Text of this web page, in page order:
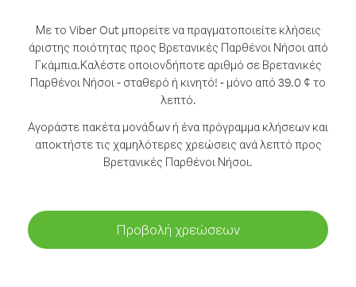
Με το Viber Out μπορείτε να πραγματοποιείτε κλήσεις
άριστης ποιότητας προς Βρετανικές Παρθένοι Νήσοι από
Γκάμπια.Καλέστε οποιονδήποτε αριθμό σε Βρετανικές
Παρθένοι Νήσοι - σταθερό ή κινητό! - μόνο από 39.0 ¢ το
λεπτό.
Αγοράστε πακέτα μονάδων ή ένα πρόγραμμα κλήσεων και
αποκτήστε τις χαμηλότερες χρεώσεις ανά λεπτό προς
Βρετανικές Παρθένοι Νήσοι.
Προβολή χρεώσεων